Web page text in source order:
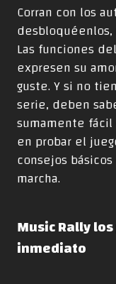
Corran con los
Las funciones
expresen su
guste. Y si no
serie, deben
sumamente
en probar el
consejos
marcha.
Music Rally
inmediato